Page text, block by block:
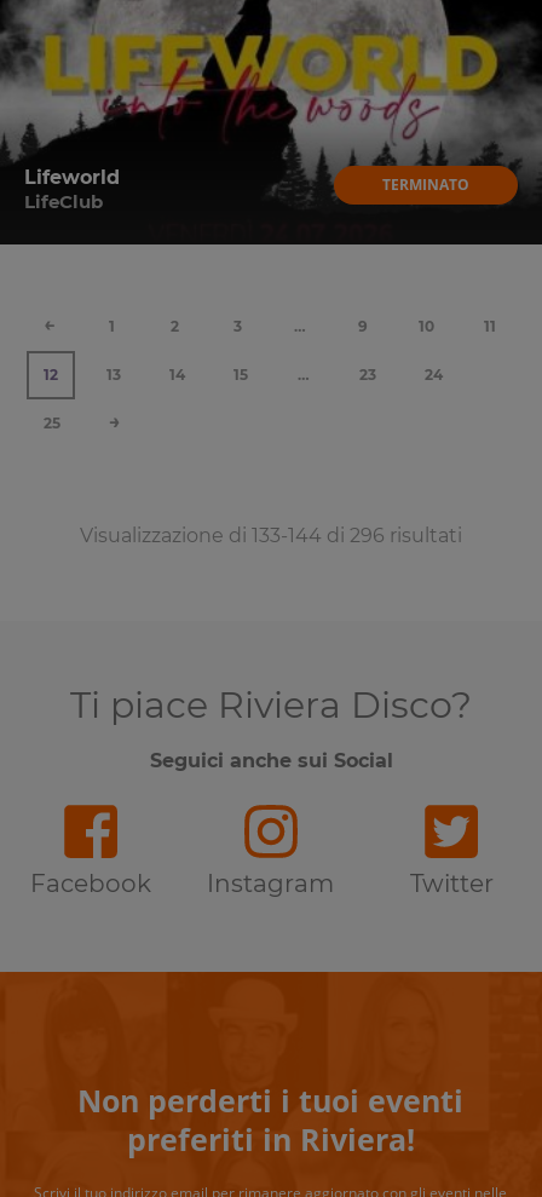
Lifeworld
LifeClub
TERMINATO
← 1 2 3 … 9 10 11
12 13 14 15 … 23 24
25 →
Visualizzazione di 133-144 di 296 risultati
Ti piace Riviera Disco?
Seguici anche sui Social
Facebook Instagram Twitter
Non perderti i tuoi eventi
preferiti in Riviera!
Scrivi il tuo indirizzo email per rimanere aggiornato con gli eventi nelle